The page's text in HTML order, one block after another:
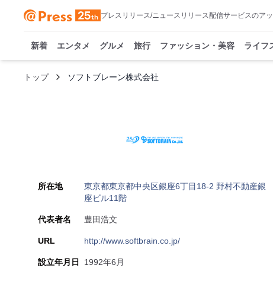
プレスリリース/ニュースリリース配信サービスのア
新着 エンタメ グルメ 旅行 ファッション・美容 ライフ
トップ ソフトブレーン株式会社
所在地
東京都東京都中央区銀座6丁目18-2 野村不動産銀
座ビル11階
代表者名 豊田浩文
URL http://www.softbrain.co.jp/
設立年月日 1992年6月